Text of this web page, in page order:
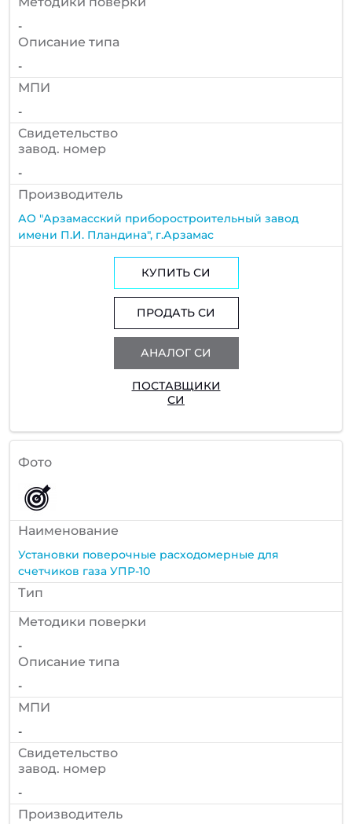
-
Описание типа
-
МПИ
-
Cвидетельство
завод. номер
-
Производитель
АО "Арзамасский приборостроительный завод
имени П.И. Пландина", г.Арзамас
КУПИТЬ СИ
ПРОДАТЬ СИ
АНАЛОГ СИ
ПОСТАВЩИКИ
СИ
Фото
Наименование
Установки поверочные расходомерные для
счетчиков газа УПР-10
Тип
Методики поверки
-
Описание типа
-
МПИ
-
Cвидетельство
завод. номер
-
Производитель